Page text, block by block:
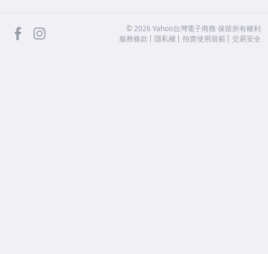
facebook ©2026 Yahoo台灣電子商務 保留所有權利
服務條款
隱私權 拍賣使用規範 交易安全